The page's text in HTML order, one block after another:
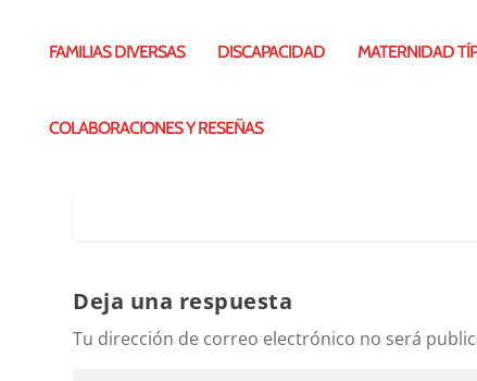
FAMILIAS DIVERSAS DISCAPACIDAD MATERNIDAD
COLABORACIONES Y RESEÑAS
Deja una respuesta
Tu dirección de correo electrónico no será